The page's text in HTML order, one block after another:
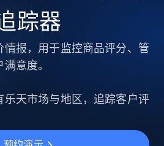
踪器
报，用于监控商品评分、管
意度。
乐天市场与地区，追踪客户评